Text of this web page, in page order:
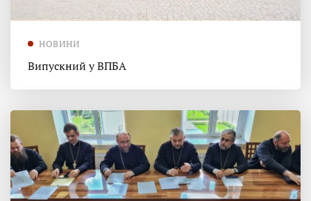
НОВИНИ
Випускний у ВПБА